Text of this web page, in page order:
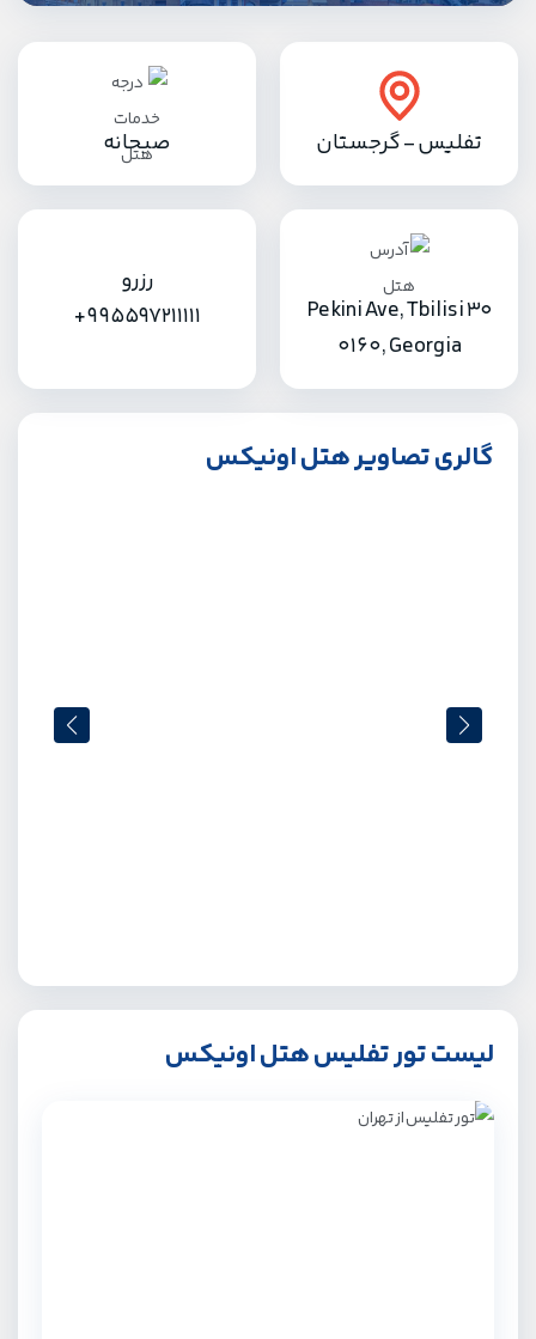
تفلیس - گرجستان صبحانه
30 Pekini Ave, Tbilisi
0160, Georgia
رزرو
+995597211111
گالری تصاویر هتل اونیکس
لیست تور تفلیس هتل اونیکس